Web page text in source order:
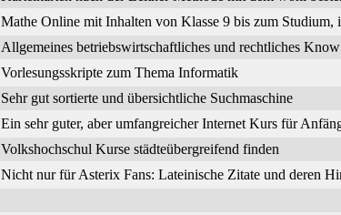
Mathe Online mit Inhalten von Klasse 9 bis zum Studium,
Allgemeines betriebswirtschaftliches und rechtliches
Vorlesungsskripte zum Thema Informatik
Sehr gut sortierte und übersichtliche Suchmaschine
Ein sehr guter, aber umfangreicher Internet Kurs für
Volkshochschul Kurse städteübergreifend finden
Nicht nur für Asterix Fans: Lateinische Zitate und deren